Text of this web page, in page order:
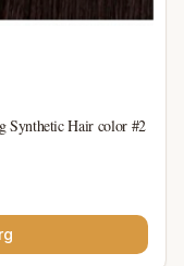
Synthetic Hair color #2